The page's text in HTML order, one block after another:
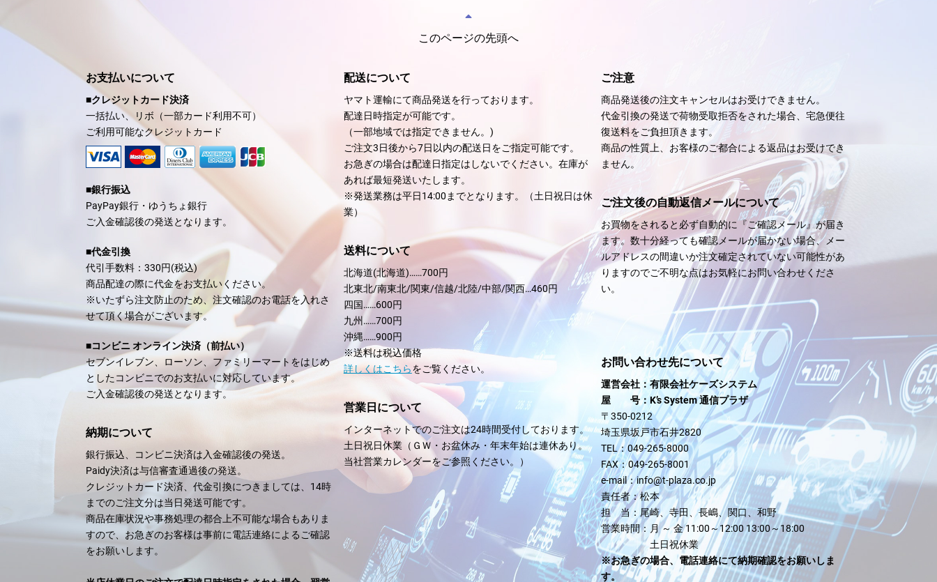
このページの先頭へ
お支払いについて
■クレジットカード決済
一括払い、リボ（一部カード利用不可）
ご利用可能なクレジットカード
■銀行振込
PayPay銀行・ゆうちょ銀行
ご入金確認後の発送となります。
■代金引換
代引手数料：330円(税込)
商品配達の際に代金をお支払いください。
※いたずら注文防止のため、注文確認のお電話を入れさ
せて頂く場合がございます。
■コンビニ オンライン決済（前払い）
セブンイレブン、ローソン、ファミリーマートをはじめ
としたコンビニでのお支払いに対応しています。
ご入金確認後の発送となります。
納期について
銀行振込、コンビニ決済は入金確認後の発送。
Paidy決済は与信審査通過後の発送。
クレジットカード決済、代金引換につきましては、14時
までのご注文分は当日発送可能です。
商品在庫状況や事務処理の都合上不可能な場合もありま
すので、お急ぎのお客様は事前に電話連絡によるご確認
をお願いします。
配送について
ヤマト運輸にて商品発送を行っております。
配達日時指定が可能です。
（一部地域では指定できません。)
ご注文3日後から7日以内の配送日をご指定可能です。
お急ぎの場合は配達日指定はしないでください。在庫が
あれば最短発送いたします。
※発送業務は平日14:00までとなります。（土日祝日は休
業）
送料について
北海道(北海道)……700円
北東北/南東北/関東/信越/北陸/中部/関西…460円
四国……600円
九州……700円
沖縄……900円
※送料は税込価格
詳しくはこちらをご覧ください。
営業日について
インターネットでのご注文は24時間受付しております。
土日祝日休業（ＧＷ・お盆休み・年末年始は連休あり。
当社営業カレンダーをご参照ください。）
ご注意
商品発送後の注文キャンセルはお受けできません。
代金引換の発送で荷物受取拒否をされた場合、宅急便往
復送料をご負担頂きます。
商品の性質上、お客様のご都合による返品はお受けでき
ません。
ご注文後の自動返信メールについて
お買物をされると必ず自動的に『ご確認メール』が届き
ます。数十分経っても確認メールが届かない場合、メー
ルアドレスの間違いか注文確定されていない可能性があ
りますのでご不明な点はお気軽にお問い合わせくださ
い。
お問い合わせ先について
運営会社：有限会社ケーズシステム
屋 号：K’s System 通信プラザ
〒350-0212
埼玉県坂戸市石井2820
TEL：049-265-8000
FAX：049-265-8001
e-mail：info@t-plaza.co.jp
責任者：松本
担 当：尾崎、寺田、長嶋、関口、和野
営業時間： 月 ～ 金 11:00～12:00 13:00～18:00
土日祝休業
※お急ぎの場合、電話連絡にて納期確認をお願いしま
す。